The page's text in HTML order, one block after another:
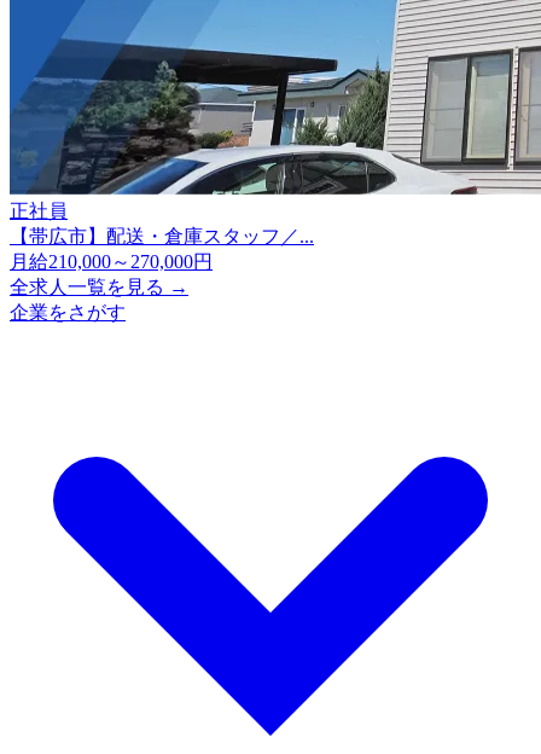
正社員
【帯広市】配送・倉庫スタッフ／...
月給210,000～270,000円
全求人一覧を見る →
企業をさがす